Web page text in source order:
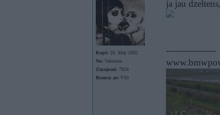
Kopš: 16. May 2002
No: Valmiera
Ziņojumi: 7824
Braucu ar: V10
ja jau
-----------------